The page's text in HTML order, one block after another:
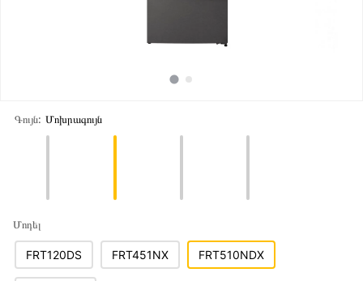
Գույն: Մոխրագույն
Մոդել
FRT120DS FRT451NX FRT510NDX